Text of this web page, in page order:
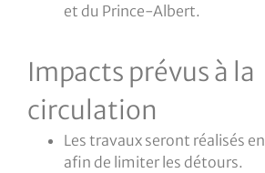
et du Prince-Albert.
Impacts prévus à la
circulation
Les travaux seront réalisés en
afin de limiter les détours.